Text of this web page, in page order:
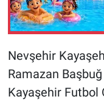
Nevşehir
Ramazan
Kayaşehir Futbol